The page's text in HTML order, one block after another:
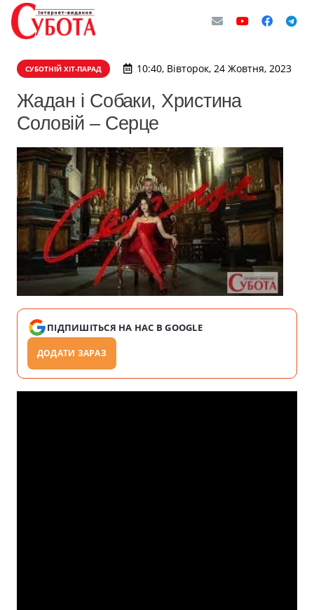
СУБОТНІЙ ХІТ-ПАРАД 10:40, Вівторок, 24 Жовтня, 2023
Жадан і Собаки, Христина
Соловій – Серце
ПІДПИШІТЬСЯ НА НАС В GOOGLE
ДОДАТИ ЗАРАЗ